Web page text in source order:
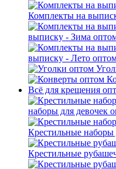
Комплекты на
выписку - Зима
выписку - Лето
Всё для крещения
наборы для девочек
Крестильные наборы
Крестильные